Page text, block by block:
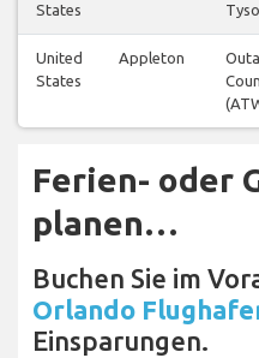
States
United
States
Appleton
Ferien- oder
planen…
Buchen Sie im
Orlando
Einsparungen.